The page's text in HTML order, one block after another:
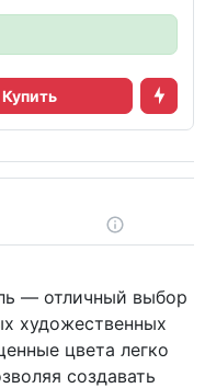
Купить
— отличный выбор
художественных
цвета легко
создавать